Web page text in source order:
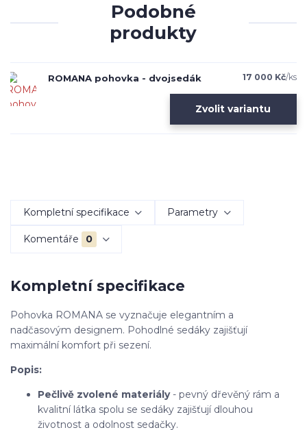
Podobné
produkty
ROMANA pohovka - dvojsedák 17 000 Kč/ks
Zvolit variantu
Kompletní specifikace Parametry
Komentáře 0
Kompletní specifikace
Pohovka ROMANA se vyznačuje elegantním a
nadčasovým designem. Pohodlné sedáky zajišťují
maximální komfort při sezení.
Popis:
Pečlivě zvolené materiály- pevný dřevěný rám a
kvalitní látka spolu se sedáky zajišťují dlouhou
životnost a odolnost sedačky.